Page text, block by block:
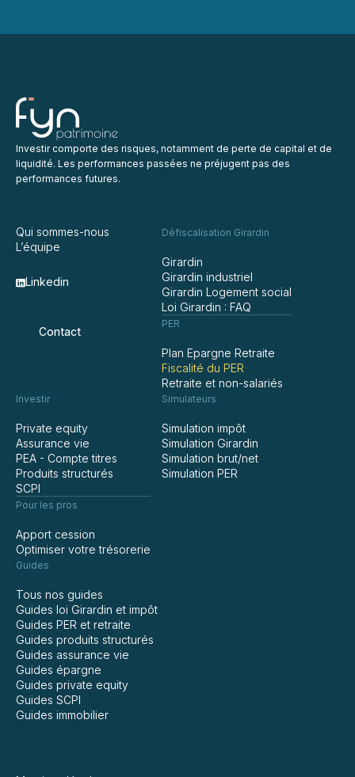
Investir comporte des risques, notamment de perte de capital et de
liquidité. Les performances passées ne préjugent pas des
performances futures.
Qui sommes-nous
L’équipe
Linkedin
Contact
Défiscalisation Girardin
Girardin
Girardin industriel
Girardin Logement social
Loi Girardin : FAQ
PER
Plan Epargne Retraite
Fiscalité du PER
Retraite et non-salariés
Investir
Private equity
Assurance vie
PEA - Compte titres
Produits structurés
SCPI
Pour les pros
Apport cession
Optimiser votre trésorerie
Simulateurs
Simulation impôt
Simulation Girardin
Simulation brut/net
Simulation PER
Guides
Tous nos guides
Guides loi Girardin et impôt
Guides PER et retraite
Guides produits structurés
Guides assurance vie
Guides épargne
Guides private equity
Guides SCPI
Guides immobilier